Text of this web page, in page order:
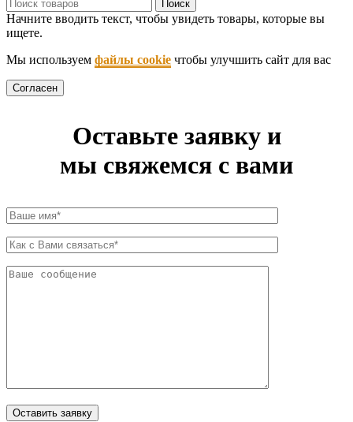
Поиск
Начните вводить текст, чтобы увидеть товары, которые вы
ищете.
Мы используем файлы cookie чтобы улучшить сайт для вас
Согласен
Оставьте заявку и
мы свяжемся с вами